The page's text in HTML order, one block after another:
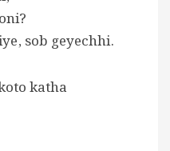
sob geyechhi.
katha